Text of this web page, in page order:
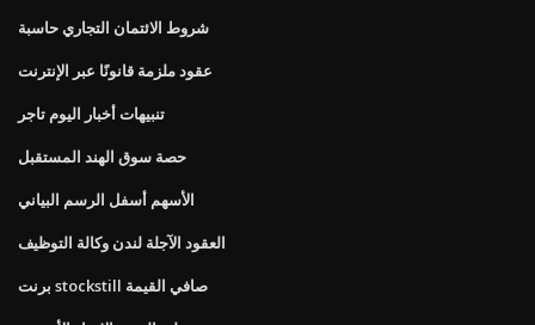
شروط الائتمان التجاري حاسبة
عقود ملزمة قانونًا عبر الإنترنت
تنبيهات أخبار اليوم تاجر
حصة سوق الهند المستقبل
الأسهم أسفل الرسم البياني
العقود الآجلة لندن وكالة التوظيف
برنت stockstill صافي القيمة